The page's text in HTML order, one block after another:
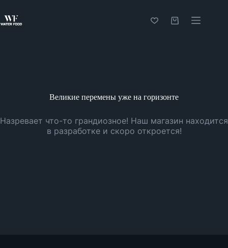
сути
Корзина
Великие перемены уже на горизонте
Назревает что-то грандиозное! Наш магазин находится
в разработке и скоро откроется!